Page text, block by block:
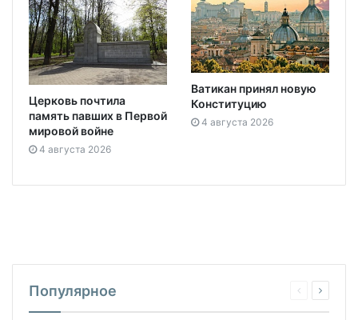
Церковь почтила
память павших в Первой
мировой войне
4 августа 2026
Ватикан принял новую
Конституцию
4 августа 2026
Популярное